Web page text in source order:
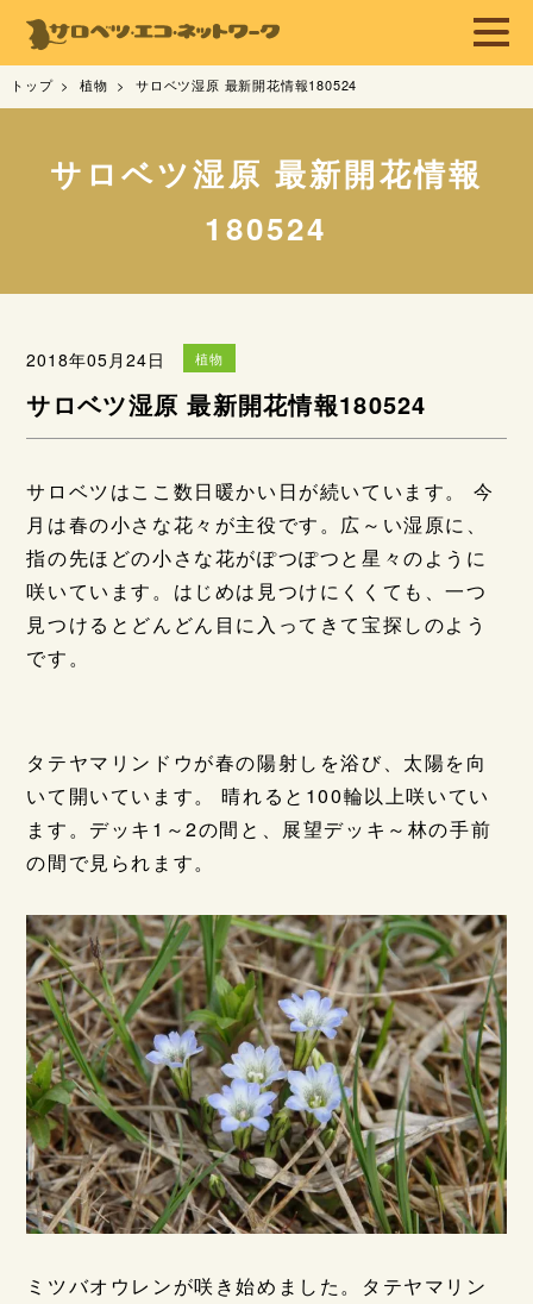
トップ 植物 サロベツ湿原 最新開花情報180524
サロベツ湿原 最新開花情報
180524
2018年05月24日 植物
サロベツ湿原 最新開花情報180524
サロベツはここ数日暖かい日が続いています。 今
月は春の小さな花々が主役です。広～い湿原に、
指の先ほどの小さな花がぽつぽつと星々のように
咲いています。はじめは見つけにくくても、一つ
見つけるとどんどん目に入ってきて宝探しのよう
です。
タテヤマリンドウが春の陽射しを浴び、太陽を向
いて開いています。 晴れると100輪以上咲いてい
ます。デッキ1～2の間と、展望デッキ～林の手前
の間で見られます。
ミツバオウレンが咲き始めました。タテヤマリン